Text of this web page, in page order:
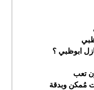
ابوظبي ؟
تعب
مُمكن وبدقة